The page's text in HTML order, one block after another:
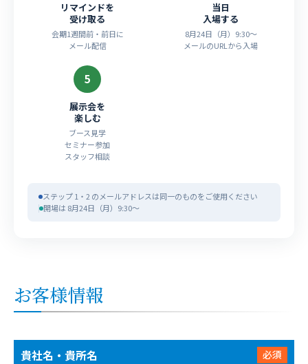
リマインドを
受け取る
会期1週間前・前日に
メール配信
当日
入場する
8月24日（月）9:30〜
メールのURLから入場
5
展示会を
楽しむ
ブース見学
セミナー参加
スタッフ相談
ステップ 1・2 のメールアドレスは同一のものをご使用ください
開場は 8月24日（月）9:30〜
お客様情報
必須
貴社名・貴所名